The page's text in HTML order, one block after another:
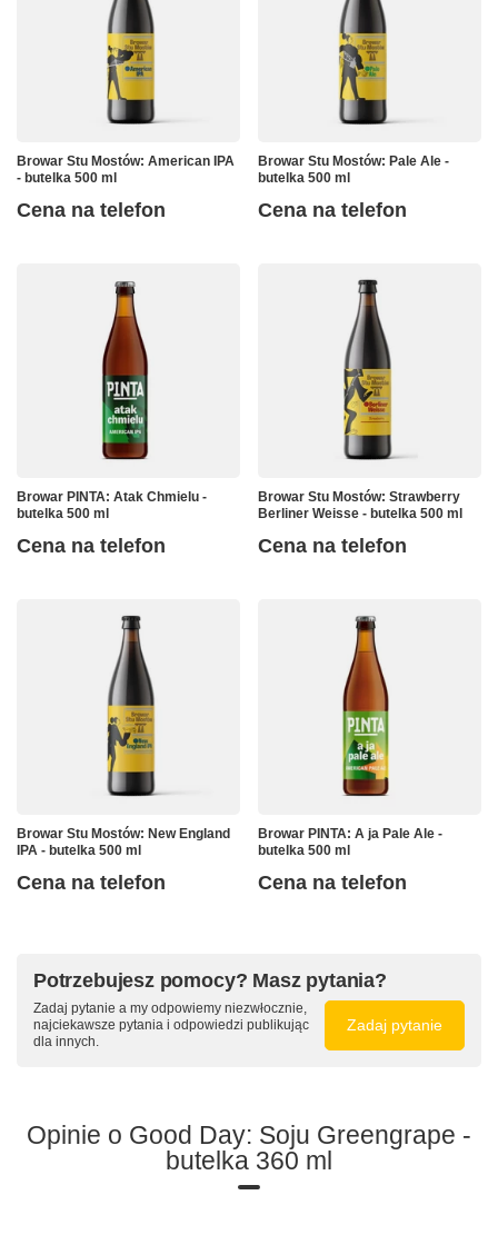
Browar Stu Mostów: American IPA
- butelka 500 ml
Cena na telefon
Browar Stu Mostów: Pale Ale -
butelka 500 ml
Cena na telefon
Browar PINTA: Atak Chmielu -
butelka 500 ml
Cena na telefon
Browar Stu Mostów: Strawberry
Berliner Weisse - butelka 500 ml
Cena na telefon
Browar Stu Mostów: New England
IPA - butelka 500 ml
Cena na telefon
Browar PINTA: A ja Pale Ale -
butelka 500 ml
Cena na telefon
Potrzebujesz pomocy? Masz pytania?
Zadaj pytanie a my odpowiemy niezwłocznie,
najciekawsze pytania i odpowiedzi publikując
dla innych.
Zadaj pytanie
Opinie o Good Day: Soju Greengrape -
butelka 360 ml